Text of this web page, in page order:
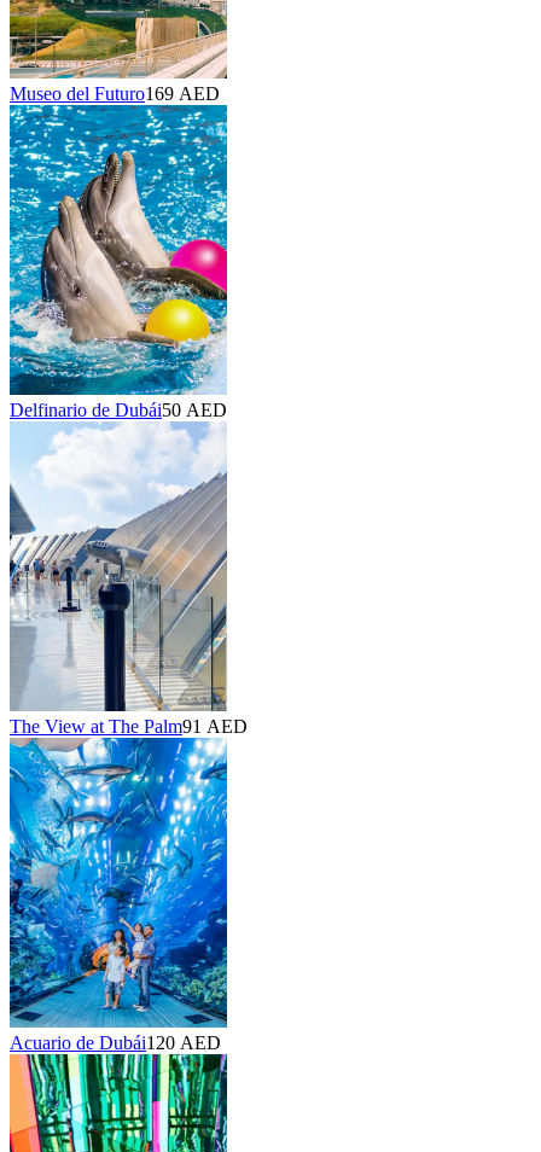
Museo del Futuro169 AED
Delfinario de Dubái50 AED
The View at The Palm91 AED
Acuario de Dubái120 AED